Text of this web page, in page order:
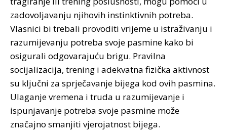
zadovoljavanju njihovih instinktivnih potreba.
Vlasnici bi trebali provoditi vrijeme u istraživanju i
razumijevanju potreba svoje pasmine kako bi
osigurali odgovarajuću brigu. Pravilna
socijalizacija, trening i adekvatna fizička aktivnost
su ključni za sprječavanje bijega kod ovih pasmina.
Ulaganje vremena i truda u razumijevanje i
ispunjavanje potreba svoje pasmine može
značajno smanjiti vjerojatnost bijega.